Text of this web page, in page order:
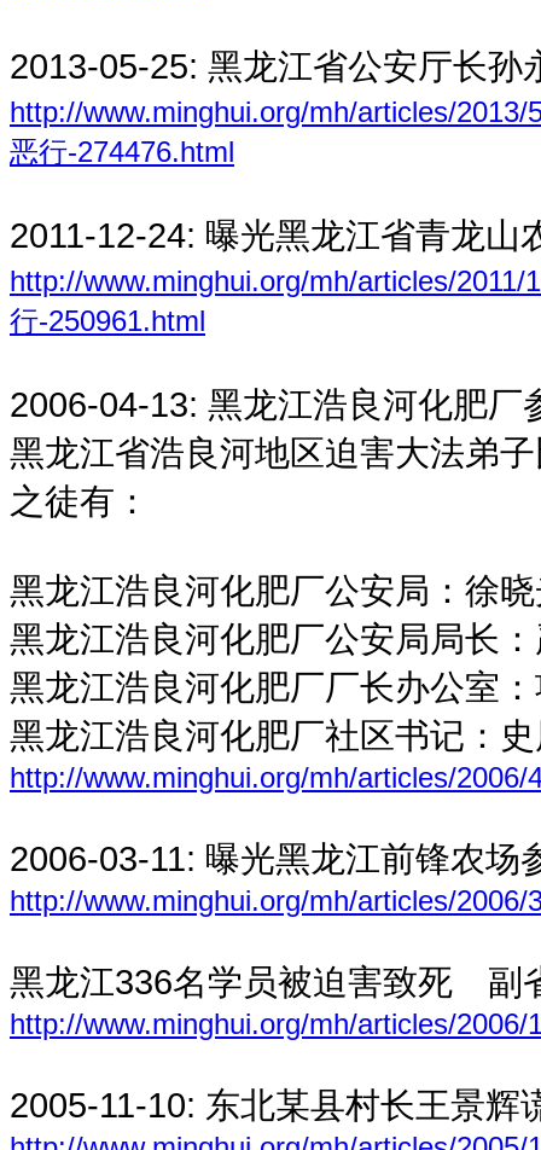
2013-05-25: 黑龙江省公安厅长孙
http://www.minghui.org/mh/articles/
恶行-274476.html
2011-12-24: 曝光黑龙江省青龙山
http://www.minghui.org/mh/articles/
行-250961.html
2006-04-13: 黑龙江浩良河化肥厂
黑龙江省浩良河地区迫害大法弟
之徒有：
黑龙江浩良河化肥厂公安局：徐
黑龙江浩良河化肥厂公安局局长
黑龙江浩良河化肥厂厂长办公室
黑龙江浩良河化肥厂社区书记：
http://www.minghui.org/mh/articles/2006/
2006-03-11: 曝光黑龙江前锋农场
http://www.minghui.org/mh/articles/2006/
黑龙江336名学员被迫害致死 副
http://www.minghui.org/mh/articles/2006/
2005-11-10: 东北某县村长王景辉